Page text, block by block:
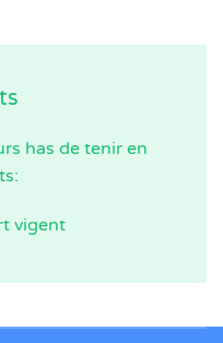
has de tenir en
vigent